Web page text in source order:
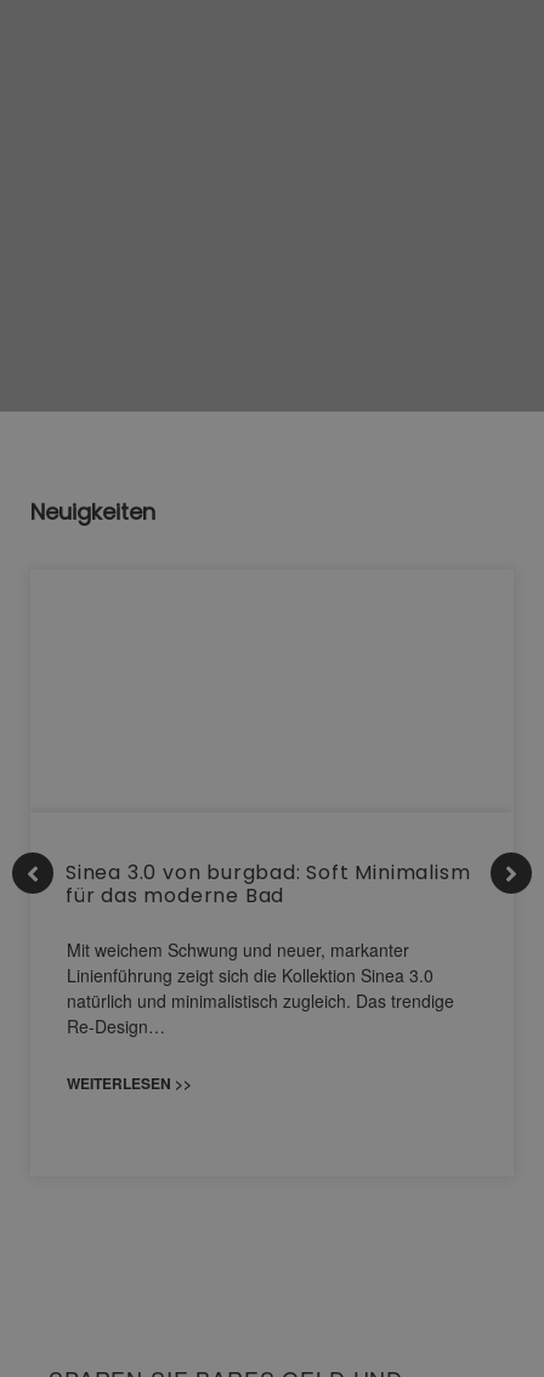
Neuigkeiten
Sinea 3.0 von burgbad: Soft Minimalism
für das moderne Bad
Mit weichem Schwung und neuer, markanter
Linienführung zeigt sich die Kollektion Sinea 3.0
natürlich und minimalistisch zugleich. Das trendige
Re-Design…
WEITERLESEN >>